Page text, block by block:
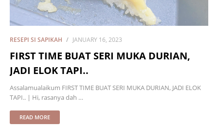
RESEPI SI SAPIKAH JANUARY 16, 2023
FIRST TIME BUAT SERI MUKA DURIAN,
JADI ELOK TAPI..
Assalamualaikum FIRST TIME BUAT SERI MUKA DURIAN, JADI ELOK
TAPI.. | Hi, rasanya dah …
READ MORE